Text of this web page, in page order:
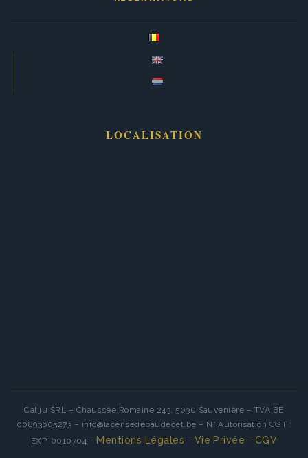
LOCALISATION
Caliju SRL – Chaussée Romaine 243, 5030 Sauvenière – TVA BE
00893605273 – info@lacensedebaudecet.be – N° Autorisation CGT :
EXP-0010704 – Mentions Légales – Vie Privée – CGV